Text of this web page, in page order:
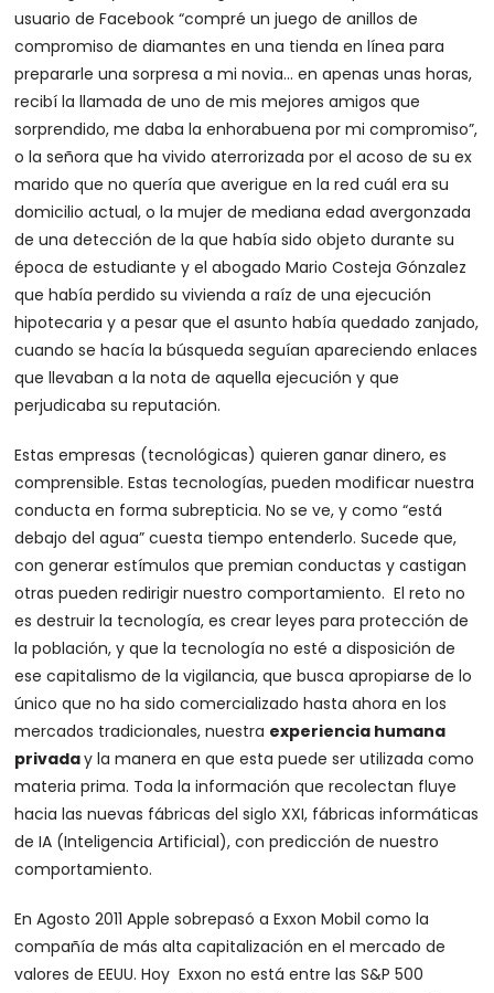
usuario de Facebook “compré un juego de anillos de
compromiso de diamantes en una tienda en línea para
prepararle una sorpresa a mi novia… en apenas unas horas,
recibí la llamada de uno de mis mejores amigos que
sorprendido, me daba la enhorabuena por mi compromiso”,
o la señora que ha vivido aterrorizada por el acoso de su ex
marido que no quería que averigue en la red cuál era su
domicilio actual, o la mujer de mediana edad avergonzada
de una detección de la que había sido objeto durante su
época de estudiante y el abogado Mario Costeja Gónzalez
que había perdido su vivienda a raíz de una ejecución
hipotecaria y a pesar que el asunto había quedado zanjado,
cuando se hacía la búsqueda seguían apareciendo enlaces
que llevaban a la nota de aquella ejecución y que
perjudicaba su reputación.
Estas empresas (tecnológicas) quieren ganar dinero, es
comprensible. Estas tecnologías, pueden modificar nuestra
conducta en forma subrepticia. No se ve, y como “está
debajo del agua” cuesta tiempo entenderlo. Sucede que,
con generar estímulos que premian conductas y castigan
otras pueden redirigir nuestro comportamiento. El reto no
es destruir la tecnología, es crear leyes para protección de
la población, y que la tecnología no esté a disposición de
ese capitalismo de la vigilancia, que busca apropiarse de lo
único que no ha sido comercializado hasta ahora en los
mercados tradicionales, nuestra experiencia humana
privaday la manera en que esta puede ser utilizada como
materia prima. Toda la información que recolectan fluye
hacia las nuevas fábricas del siglo XXI, fábricas informáticas
de IA (Inteligencia Artificial), con predicción de nuestro
comportamiento.
En Agosto 2011 Apple sobrepasó a Exxon Mobil como la
compañía de más alta capitalización en el mercado de
valores de EEUU. Hoy Exxon no está entre las S&P 500